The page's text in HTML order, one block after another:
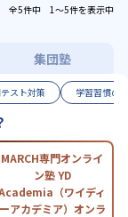
全5件中 1〜5件を表示中
集団塾
スト対策 学習習慣の
MARCH専門オンライ
ン塾 YD
（ワイディ
ーアカデミア）オンラ